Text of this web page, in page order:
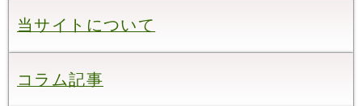
当サイトについて
コラム記事